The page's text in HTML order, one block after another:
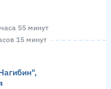
55 минут
15 минут